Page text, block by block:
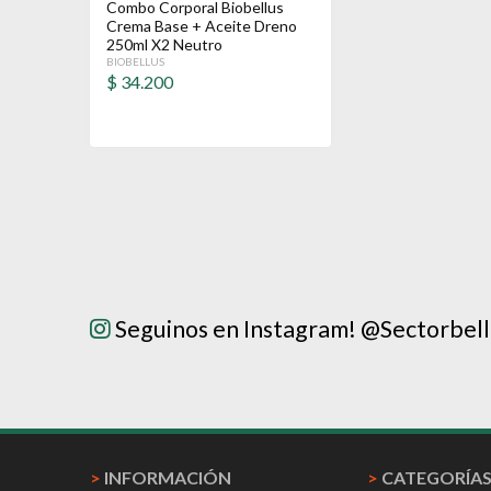
Combo Corporal Biobellus
Crema Base + Aceite Dreno
250ml X2 Neutro
BIOBELLUS
$ 34.200
Seguinos en Instagram!
> INFORMACIÓN > CATEGORÍAS